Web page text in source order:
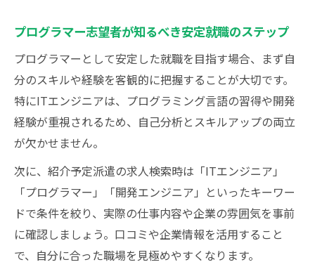
プログラマーに役立つ派遣の現状と課題
紹介予定派遣で変わる正社員登用の基準
紹介予定派遣の利点とITエンジニア転職戦略
紹介予定派遣を活用したITエンジニア転職
戦略
プログラマーが得する派遣の利点を徹底分
析
ITエンジニア転職で差がつく派遣活用法
プログラマーが知るべき派遣制度の強み
紹介予定派遣でキャリアアップを実現する
方法
プログラマー志望者が知るべき安定就職のステップ
プログラマーとして安定した就職を目指す場合、まず自
分のスキルや経験を客観的に把握することが大切です。
特にITエンジニアは、プログラミング言語の習得や開発
経験が重視されるため、自己分析とスキルアップの両立
が欠かせません。
次に、紹介予定派遣の求人検索時は「ITエンジニア」
「プログラマー」「開発エンジニア」といったキーワー
ドで条件を絞り、実際の仕事内容や企業の雰囲気を事前
に確認しましょう。口コミや企業情報を活用すること
で、自分に合った職場を見極めやすくなります。